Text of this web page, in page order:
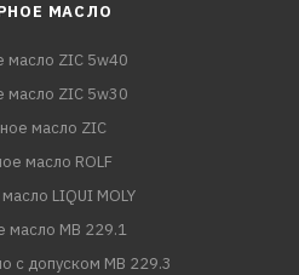
МАСЛО
масло ZIC 5w40
масло ZIC 5w30
масло ZIC
масло ROLF
LIQUI MOLY
масло MB 229.1
с допуском MB 229.3